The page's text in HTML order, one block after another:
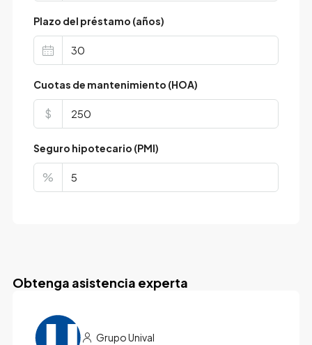
Plazo del préstamo (años)
Cuotas de mantenimiento (HOA)
$
Seguro hipotecario (PMI)
%
Obtenga asistencia experta
Grupo Unival